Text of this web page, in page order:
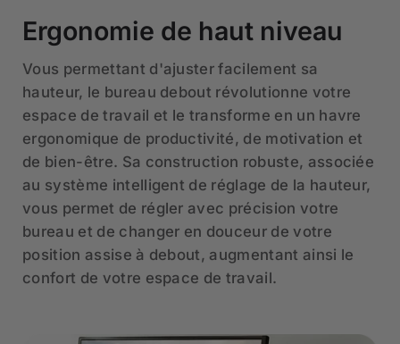
Ergonomie de haut niveau
Vous permettant d'ajuster facilement sa
hauteur, le bureau debout révolutionne votre
espace de travail et le transforme en un havre
ergonomique de productivité, de motivation et
de bien-être. Sa construction robuste, associée
au système intelligent de réglage de la hauteur,
vous permet de régler avec précision votre
bureau et de changer en douceur de votre
position assise à debout, augmentant ainsi le
confort de votre espace de travail.